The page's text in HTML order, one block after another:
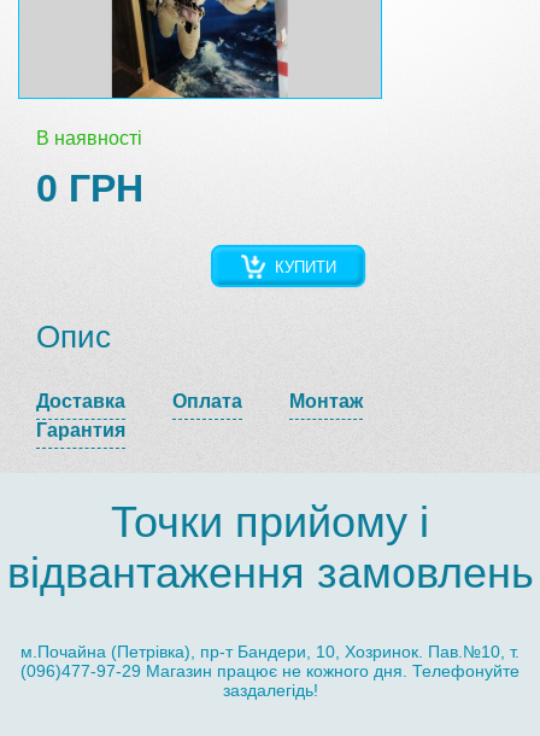
В наявності
0 ГРН
КУПИТИ
Опис
Доставка Оплата
Монтаж
Гарантия
Точки прийому і
відвантаження замовлень
м.Почайна (Петрівка), пр-т Бандери, 10, Хозринок. Пав.№10, т.
(096)477-97-29 Магазин працює не кожного дня. Телефонуйте
заздалегідь!